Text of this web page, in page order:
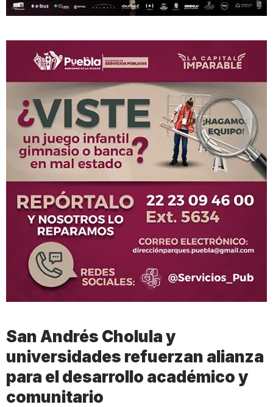
San Andrés Cholula y
universidades refuerzan alianza
para el desarrollo académico y
comunitario